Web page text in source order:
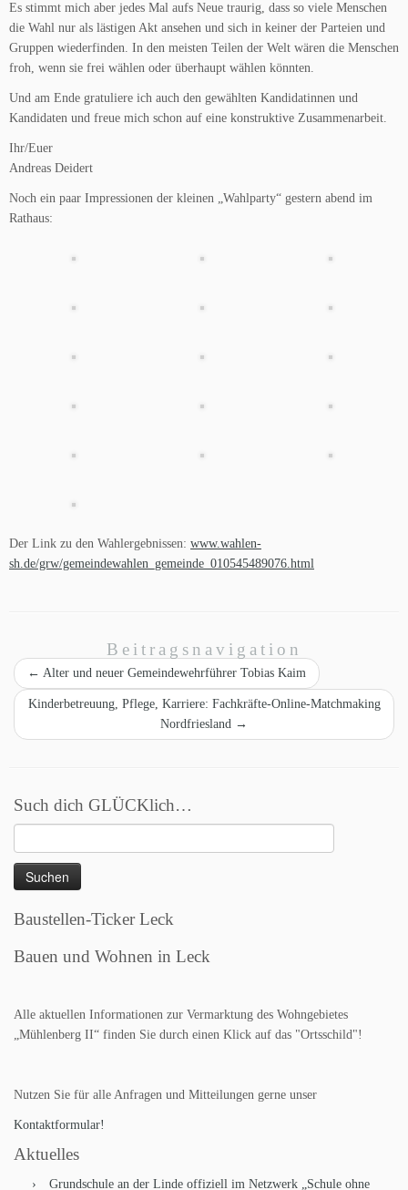
Es stimmt mich aber jedes Mal aufs Neue traurig, dass so viele Menschen
die Wahl nur als lästigen Akt ansehen und sich in keiner der Parteien und
Gruppen wiederfinden. In den meisten Teilen der Welt wären die Menschen
froh, wenn sie frei wählen oder überhaupt wählen könnten.
Und am Ende gratuliere ich auch den gewählten Kandidatinnen und
Kandidaten und freue mich schon auf eine konstruktive Zusammenarbeit.
Ihr/Euer
Andreas Deidert
Noch ein paar Impressionen der kleinen „Wahlparty“ gestern abend im
Rathaus:
Der Link zu den Wahlergebnissen: www.wahlen-
sh.de/grw/gemeindewahlen_gemeinde_010545489076.html
Beitragsnavigation
← Alter und neuer Gemeindewehrführer Tobias Kaim
Kinderbetreuung, Pflege, Karriere: Fachkräfte-Online-Matchmaking
Nordfriesland →
Such dich GLÜCKlich…
nach:
Baustellen-Ticker Leck
Bauen und Wohnen in Leck
Alle aktuellen Informationen zur Vermarktung des Wohngebietes
„Mühlenberg II“ finden Sie durch einen Klick auf das "Ortsschild"!
Nutzen Sie für alle Anfragen und Mitteilungen gerne unser
Kontaktformular!
Aktuelles
Grundschule an der Linde offiziell im Netzwerk „Schule ohne